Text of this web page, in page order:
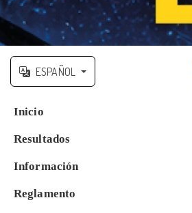
ESPAÑOL
Inicio
Resultados
Información
Reglamento